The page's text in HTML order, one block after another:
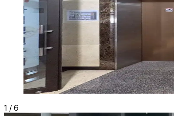
1 / 6